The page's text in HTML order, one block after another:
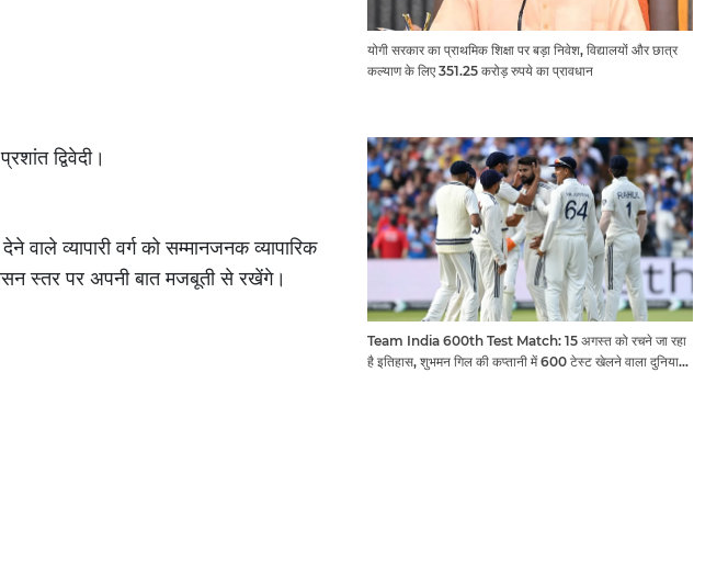
द्विवेदी।
व्यापारी वर्ग को सम्मानजनक व्यापारिक
स्तर पर अपनी बात मजबूती से रखेंगे।
योगी सरकार का प्राथमिक शिक्षा पर बड़ा निवेश, विद्यालयों और छात्र
कल्याण के लिए 351.25 करोड़ रुपये का प्रावधान
Team India 600th Test Match: 15 अगस्त को रचने जा रहा
है इतिहास, शुभमन गिल की कप्तानी में 600 टेस्ट खेलने वाला दुनिया